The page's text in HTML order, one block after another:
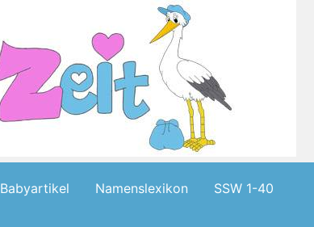
Babyartikel Namenslexikon SSW 1-40